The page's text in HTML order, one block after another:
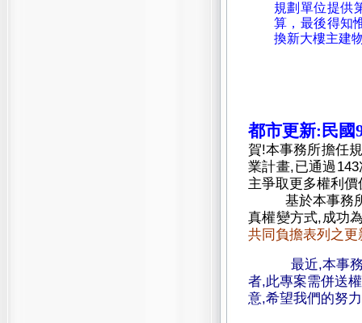
規劃單位提供
算，最後得知
換新大樓主建
都市更新:民
賀!本事務所擔任
業計畫,已通過
主爭取更多權利價
基於本事務所
真權變方式,成功
共同負擔表列之
最近,本事
者,此專案需併送
意,希望我們的努